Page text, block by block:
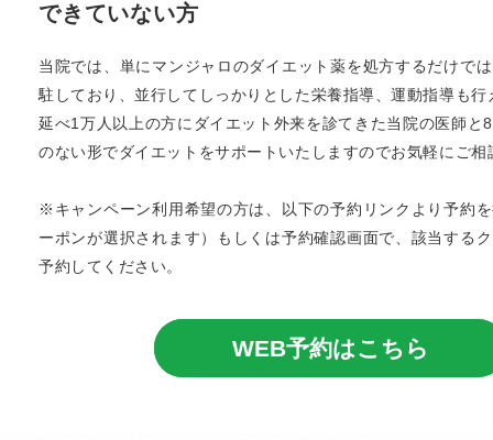
できていない方
当院では、単にマンジャロのダイエット薬を処方するだけで
駐しており、並行してしっかりとした栄養指導、運動指導も行
延べ1万人以上の方にダイエット外来を診てきた当院の医師と
のない形でダイエットをサポートいたしますのでお気軽にご相
※キャンペーン利用希望の方は、以下の予約リンクより予約
ーポンが選択されます）もしくは予約確認画面で、該当する
予約してください。
WEB予約はこちら